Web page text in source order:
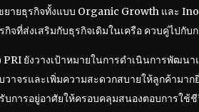
ยายธุรกิจทั้งแบบ Organic Growth และ
กิจที่ส่งเสริมกับธุรกิจเดิมในเครือ ควบคู่ไปกั
ยังวางเป้าหมายในการดำเนินการพัฒน
าจรและเพิ่มความสะดวกสบายให้ลูกค้ามา
การอยู่อาศัยให้ครอบคลุมสนองตอบการใช้